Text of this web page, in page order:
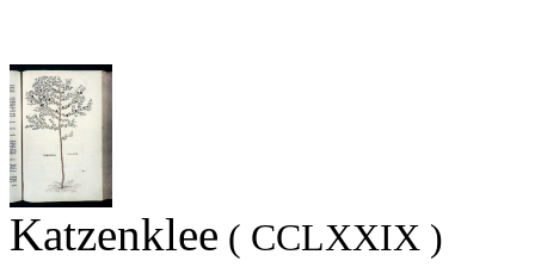
Katzenklee ( CCLXXIX )